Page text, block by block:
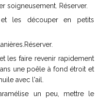
soigneusement. Réserver.
les découper en petits
les faire revenir rapidement
une poêle à fond étroit et
avec l'ail.
un peu, mettre le